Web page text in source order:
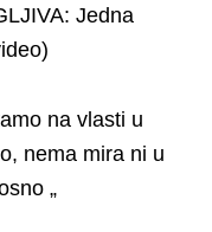
Jedna
na vlasti u
nema mira ni u
„